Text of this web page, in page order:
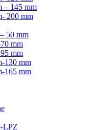
– 145 mm
200 mm
50 mm
mm
mm
130 mm
165 mm
LPZ